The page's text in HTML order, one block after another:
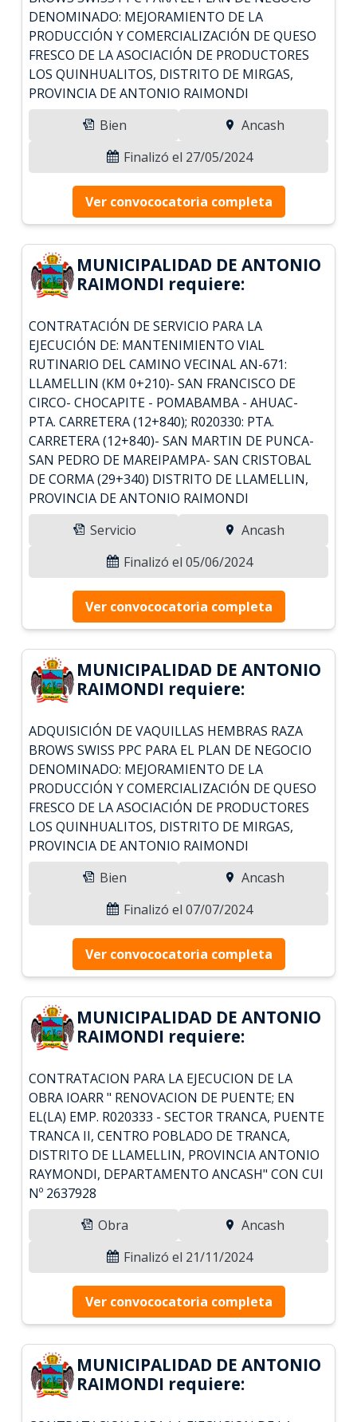
DENOMINADO: MEJORAMIENTO DE LA
PRODUCCIÓN Y COMERCIALIZACIÓN DE QUESO
FRESCO DE LA ASOCIACIÓN DE PRODUCTORES
LOS QUINHUALITOS, DISTRITO DE MIRGAS,
PROVINCIA DE ANTONIO RAIMONDI
Bien
Ancash
Finalizó el 27/05/2024
Ver convococatoria completa
MUNICIPALIDAD DE ANTONIO
RAIMONDI requiere:
CONTRATACIÓN DE SERVICIO PARA LA
EJECUCIÓN DE: MANTENIMIENTO VIAL
RUTINARIO DEL CAMINO VECINAL AN-671:
LLAMELLIN (KM 0+210)- SAN FRANCISCO DE
CIRCO- CHOCAPITE - POMABAMBA - AHUAC-
PTA. CARRETERA (12+840); R020330: PTA.
CARRETERA (12+840)- SAN MARTIN DE PUNCA-
SAN PEDRO DE MAREIPAMPA- SAN CRISTOBAL
DE CORMA (29+340) DISTRITO DE LLAMELLIN,
PROVINCIA DE ANTONIO RAIMONDI
Servicio
Ancash
Finalizó el 05/06/2024
Ver convococatoria completa
MUNICIPALIDAD DE ANTONIO
RAIMONDI requiere:
ADQUISICIÓN DE VAQUILLAS HEMBRAS RAZA
BROWS SWISS PPC PARA EL PLAN DE NEGOCIO
DENOMINADO: MEJORAMIENTO DE LA
PRODUCCIÓN Y COMERCIALIZACIÓN DE QUESO
FRESCO DE LA ASOCIACIÓN DE PRODUCTORES
LOS QUINHUALITOS, DISTRITO DE MIRGAS,
PROVINCIA DE ANTONIO RAIMONDI
Bien
Ancash
Finalizó el 07/07/2024
Ver convococatoria completa
MUNICIPALIDAD DE ANTONIO
RAIMONDI requiere:
CONTRATACION PARA LA EJECUCION DE LA
OBRA IOARR " RENOVACION DE PUENTE; EN
EL(LA) EMP. R020333 - SECTOR TRANCA, PUENTE
TRANCA II, CENTRO POBLADO DE TRANCA,
DISTRITO DE LLAMELLIN, PROVINCIA ANTONIO
RAYMONDI, DEPARTAMENTO ANCASH" CON CUI
Nº 2637928
Obra
Ancash
Finalizó el 21/11/2024
Ver convococatoria completa
MUNICIPALIDAD DE ANTONIO
RAIMONDI requiere: